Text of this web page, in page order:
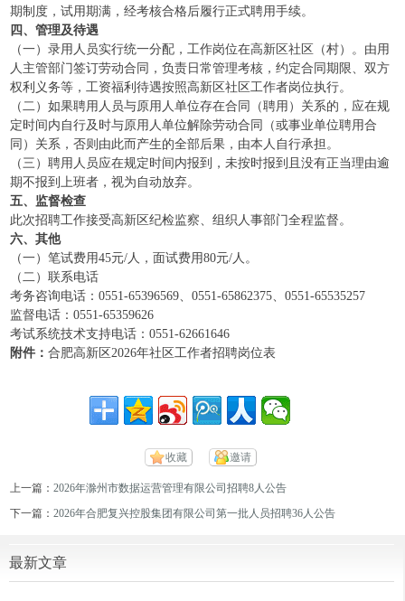
期制度，试用期满，经考核合格后履行正式聘用手续。
四、管理及待遇
（一）录用人员实行统一分配，工作岗位在高新区社区（村）。由用
人主管部门签订劳动合同，负责日常管理考核，约定合同期限、双方
权利义务等，工资福利待遇按照高新区社区工作者岗位执行。
（二）如果聘用人员与原用人单位存在合同（聘用）关系的，应在规
定时间内自行及时与原用人单位解除劳动合同（或事业单位聘用合
同）关系，否则由此而产生的全部后果，由本人自行承担。
（三）聘用人员应在规定时间内报到，未按时报到且没有正当理由逾
期不报到上班者，视为自动放弃。
五、监督检查
此次招聘工作接受高新区纪检监察、组织人事部门全程监督。
六、其他
（一）笔试费用45元/人，面试费用80元/人。
（二）联系电话
考务咨询电话：0551-65396569、0551-65862375、0551-65535257
监督电话：0551-65359626
考试系统技术支持电话：0551-62661646
附件：合肥高新区2026年社区工作者招聘岗位表
收藏 邀请
上一篇：2026年滁州市数据运营管理有限公司招聘8人公告
下一篇：2026年合肥复兴控股集团有限公司第一批人员招聘36人公告
最新文章